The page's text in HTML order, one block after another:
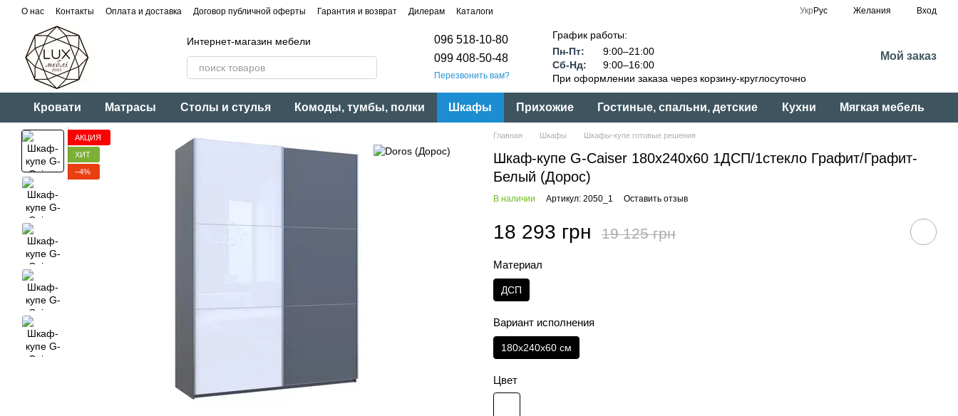
Перейти к основному контенту
О нас Контакты Оплата и доставка Договор публичной оферты Гарантия и возврат Дилерам Каталоги Укр Рус Желания Вход
Интернет-магазин мебели
096 518-10-80
099 408-50-48
Перезвонить вам?
График работы:
Пн-Пт:
9:00–21:00
Сб-Нд:
9:00–16:00
При оформлении заказа через корзину-круглосуточно
Мой заказ
Кровати Матрасы Столы и стулья Комоды, тумбы, полки Шкафы Прихожие Гостиные, спальни, детские Кухни Мягкая мебель
АКЦИЯ
ХИТ
−4%
Главная Шкафы Шкафы-купе готовые решения
Шкаф-купе G-Caiser 180x240x60 1ДСП/1стекло Графит/Графит-
Белый (Дорос)
В наличии Артикул: 2050_1 Оставить отзыв
18 293 грн 19 125 грн
Материал
ДСП
Вариант исполнения
180x240x60 см
Цвет